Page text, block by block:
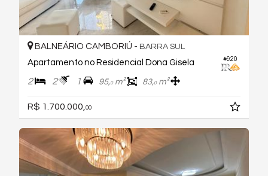
#920
BALNEÁRIO CAMBORIÚ - BARRA SUL
Apartamento no Residencial Dona Gisela
2 2 1 95,0m² 83,0m²
R$ 1.700.000,00